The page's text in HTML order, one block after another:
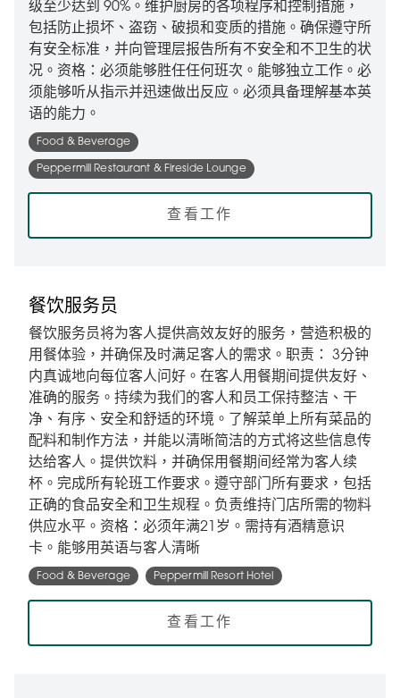
级至少达到 90%。维护厨房的各项程序和控制措施，
包括防止损坏、盗窃、破损和变质的措施。确保遵守所
有安全标准，并向管理层报告所有不安全和不卫生的状
况。资格：必须能够胜任任何班次。能够独立工作。必
须能够听从指示并迅速做出反应。必须具备理解基本英
语的能力。
Food & Beverage
Peppermill Restaurant & Fireside Lounge
查看工作
餐饮服务员
餐饮服务员将为客人提供高效友好的服务，营造积极的
用餐体验，并确保及时满足客人的需求。职责： 3分钟
内真诚地向每位客人问好。在客人用餐期间提供友好、
准确的服务。持续为我们的客人和员工保持整洁、干
净、有序、安全和舒适的环境。了解菜单上所有菜品的
配料和制作方法，并能以清晰简洁的方式将这些信息传
达给客人。提供饮料，并确保用餐期间经常为客人续
杯。完成所有轮班工作要求。遵守部门所有要求，包括
正确的食品安全和卫生规程。负责维持门店所需的物料
供应水平。资格：必须年满21岁。需持有酒精意识
卡。能够用英语与客人清晰
Food & Beverage Peppermill Resort Hotel
查看工作